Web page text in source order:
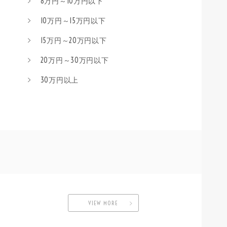
10万円～15万円以下
15万円～20万円以下
20万円～30万円以下
30万円以上
VIEW MORE